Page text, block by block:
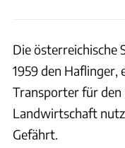
Die österreichische
1959 den Haflinger,
Transporter für den
Landwirtschaft
Gefährt.